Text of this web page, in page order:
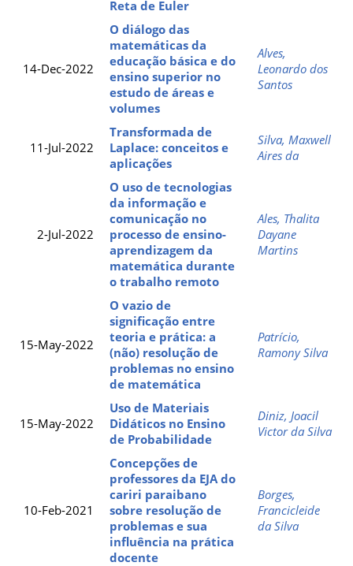
Reta de Euler
14-Dec-2022
O diálogo das
matemáticas da
educação básica e do
ensino superior no
estudo de áreas e
volumes
Alves,
Leonardo dos
Santos
11-Jul-2022
Transformada de
Laplace: conceitos e
aplicações
Silva, Maxwell
Aires da
2-Jul-2022
O uso de tecnologias
da informação e
comunicação no
processo de ensino-
aprendizagem da
matemática durante
o trabalho remoto
Ales, Thalita
Dayane
Martins
15-May-2022
O vazio de
significação entre
teoria e prática: a
(não) resolução de
problemas no ensino
de matemática
Patrício,
Ramony Silva
15-May-2022
Uso de Materiais
Didáticos no Ensino
de Probabilidade
Diniz, Joacil
Victor da Silva
10-Feb-2021
Concepções de
professores da EJA do
cariri paraibano
sobre resolução de
problemas e sua
influência na prática
docente
Borges,
Francicleide
da Silva